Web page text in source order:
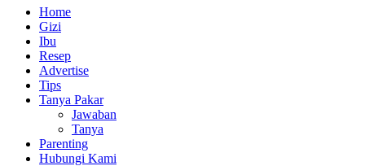
Home
Gizi
Ibu
Resep
Advertise
Tips
Tanya Pakar
Jawaban
Tanya
Parenting
Hubungi Kami